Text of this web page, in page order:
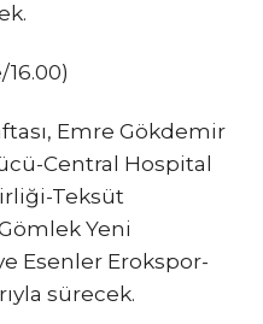
Emre Gökdemir
Central Hospital
Teksüt
Yeni
Esenler Erokspor-
sürecek.